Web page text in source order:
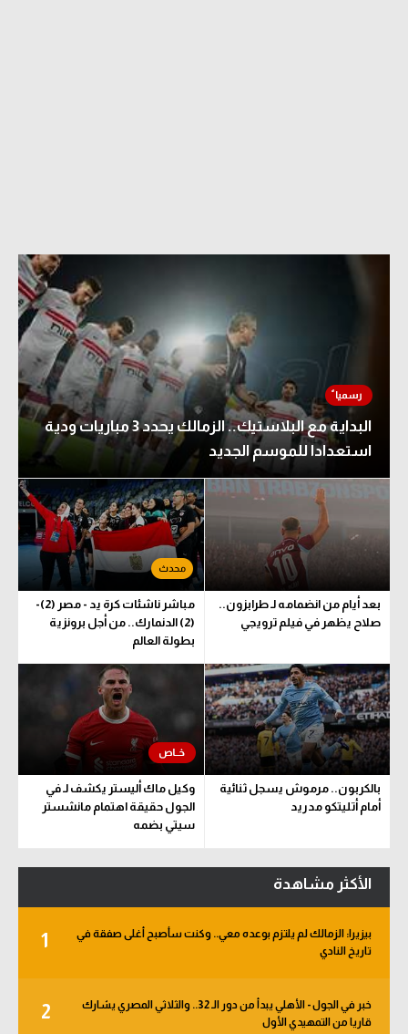
البداية مع البلاستيك.. الزمالك يحدد 3 مباريات ودية
استعدادا للموسم الجديد
بعد أيام من انضمامه لـ طرابزون..
صلاح يظهر في فيلم ترويجي
مباشر ناشئات كرة يد - مصر (2)-
(2) الدنمارك.. من أجل برونزية
بطولة العالم
بالكربون.. مرموش يسجل ثنائية
أمام أتليتكو مدريد
وكيل ماك أليستر يكشف لـ في
الجول حقيقة اهتمام مانشستر
سيتي بضمه
الأكثر مشاهدة
1
بيزيرا: الزمالك لم يلتزم بوعده معي.. وكنت سأصبح أغلى صفقة في
تاريخ النادي
2
خبر في الجول - الأهلي يبدأ من دور الـ 32.. والثلاثي المصري يشارك
قاريا من التمهيدي الأول